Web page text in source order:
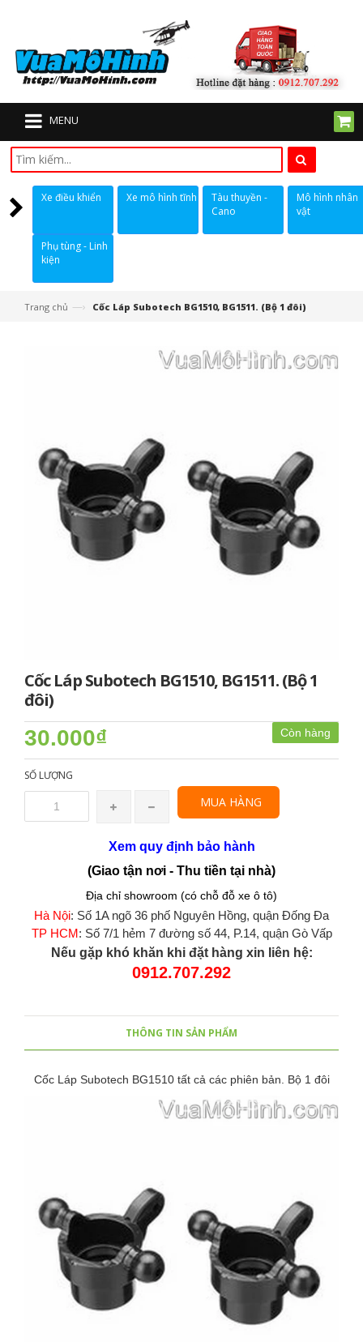
MENU
Xe điều khiển Xe mô hình tĩnh
Tàu thuyền -
Cano
Mô hình nhân
vật
Phụ tùng - Linh
kiện
Trang chủ —› Cốc Láp Subotech BG1510, BG1511. (Bộ 1 đôi)
Cốc Láp Subotech BG1510, BG1511. (Bộ 1
đôi)
Còn hàng
30.000₫
SỐ LƯỢNG
MUA HÀNG
Xem quy định bảo hành
(Giao tận nơi - Thu tiền tại nhà)
Địa chỉ showroom (có chỗ đỗ xe ô tô)
Hà Nội: Số 1A ngõ 36 phố Nguyên Hồng, quận Đống Đa
TP HCM : Số 7/1 hẻm 7 đường số 44, P.14, quận Gò Vấp
Nếu gặp khó khăn khi đặt hàng xin liên hệ:
0912.707.292
THÔNG TIN SẢN PHẨM
Cốc Láp Subotech BG1510 tất cả các phiên bản. Bộ 1 đôi